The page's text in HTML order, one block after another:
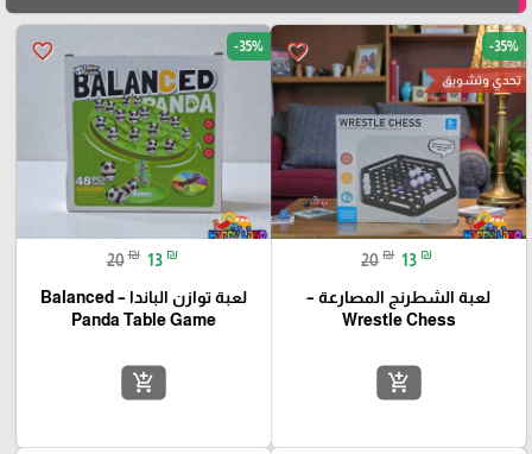
favorite_border -35%
تحدي وتشويق
20 ₪ 13 ₪
لعبة الشطرنج المصارعة –
Wrestle Chess
add_shopping_cart
favorite_border -35%
20 ₪ 13 ₪
لعبة توازن الباندا – Balanced
Panda Table Game
add_shopping_cart